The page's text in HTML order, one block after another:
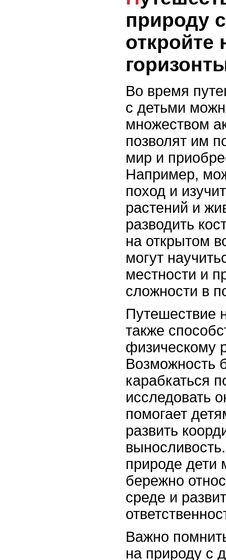
природу
откройте
Во время
с детьми
множеством
позволят им
мир и
Например,
поход и
растений и
разводить
на открытом
могут
местности и
сложности в
Путешествие
также
физическому
Возможность
карабкаться
исследовать
помогает
развить
природе дети
бережно
среде и
Важно
на природу с